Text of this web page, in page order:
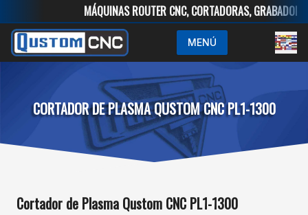
MÁQUINAS ROUTER CNC, CORTADORAS, GRABADORAS,
MENÚ
CORTADOR DE PLASMA QUSTOM CNC PL1-1300
Cortador de Plasma Qustom CNC PL1-1300